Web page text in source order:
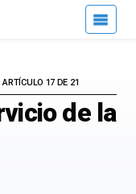
de la
ARTÍCULO 17 DE 21